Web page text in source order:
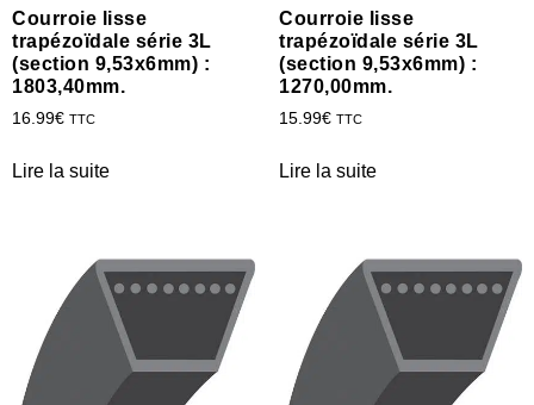
Courroie lisse
trapézoïdale série 3L
(section 9,53x6mm) :
1803,40mm.
16.99€ TTC
Lire la suite
Courroie lisse
trapézoïdale série 3L
(section 9,53x6mm) :
1270,00mm.
15.99€ TTC
Lire la suite